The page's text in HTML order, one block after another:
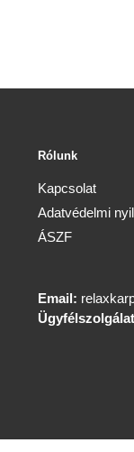
Rólunk
Kapcsolat
Adatvédelmi
ÁSZF
Email: